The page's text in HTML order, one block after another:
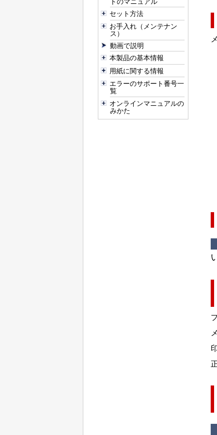
トのマニュアル
セット方法
お手入れ（メンテナン
ス）
動画で説明
本製品の基本情報
用紙に関する情報
エラーのサポート番号一
覧
オンラインマニュアルの
みかた